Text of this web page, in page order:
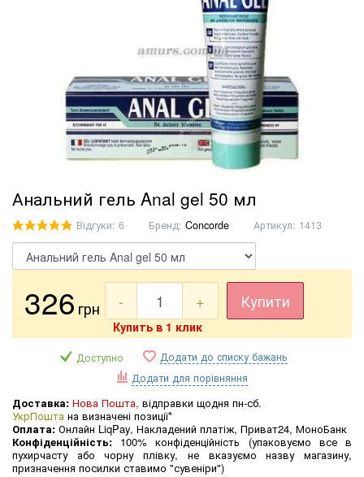
Анальний гель Anal gel 50 мл
Відгуки: 6 Бренд: Concorde Артикул: 1413
326 грн - + Купити
Купить в 1 клик
Доступно
Додати до списку бажань
Додати для порівняння
Доставка: Нова Пошта, відправки щодня пн-сб.
УкрПошта на визначені позиції*
Оплата: Онлайн LiqPay, Накладений платіж, Приват24, МоноБанк
Конфіденційність: 100% конфіденційність (упаковуємо все в
пухирчасту або чорну плівку, не вказуємо назву магазину,
призначення посилки ставимо "сувеніри")